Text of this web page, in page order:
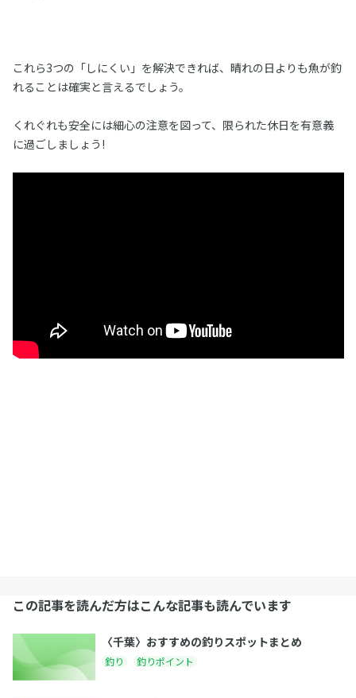
これら3つの「しにくい」を解決できれば、晴れの日よりも魚が釣
れることは確実と言えるでしょう。
くれぐれも安全には細心の注意を図って、限られた休日を有意義
に過ごしましょう!
この記事を読んだ方はこんな記事も読んでいます
〈千葉〉おすすめの釣りスポットまとめ
釣り 釣りポイント